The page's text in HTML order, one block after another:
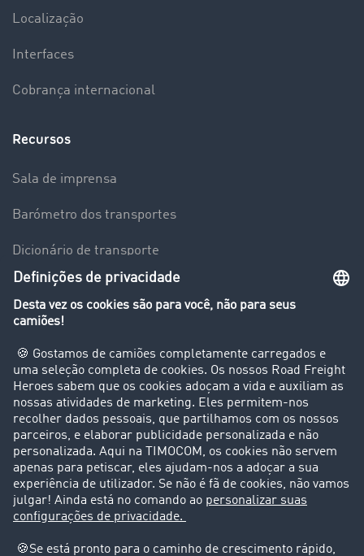
Localização
Interfaces
Cobrança internacional
Recursos
Sala de imprensa
Barómetro dos transportes
Dicionário de transporte
Visão geral da Bolsa de Cargas
Clientes recomendam clientes
Casos de sucesso
Suporte
Suporte
Avisos legais